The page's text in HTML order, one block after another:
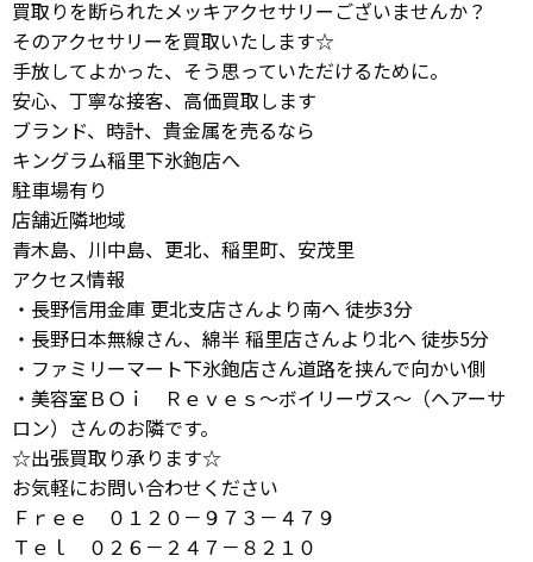
買取りを断られたメッキアクセサリーございませんか？
そのアクセサリーを買取いたします☆
手放してよかった、そう思っていただけるために。
安心、丁寧な接客、高価買取します
ブランド、時計、貴金属を売るなら
キングラム稲里下氷鉋店へ
駐車場有り
店舗近隣地域
青木島、川中島、更北、稲里町、安茂里
アクセス情報
・長野信用金庫 更北支店さんより南へ 徒歩3分
・長野日本無線さん、綿半 稲里店さんより北へ 徒歩5分
・ファミリーマート下氷鉋店さん道路を挟んで向かい側
・美容室ＢＯｉ Ｒｅｖｅｓ～ボイリーヴス～（ヘアーサ
ロン）さんのお隣です。
☆出張買取り承ります☆
お気軽にお問い合わせください
Ｆｒｅｅ ０１２０－９７３－４７９
Ｔｅｌ ０２６－２４７－８２１０